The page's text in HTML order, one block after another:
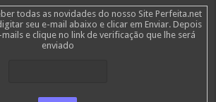
todas as novidades do nosso Site Perfeita.net
seu e-mail abaixo e clicar em Enviar. Depois
e clique no link de verificação que lhe será
enviado